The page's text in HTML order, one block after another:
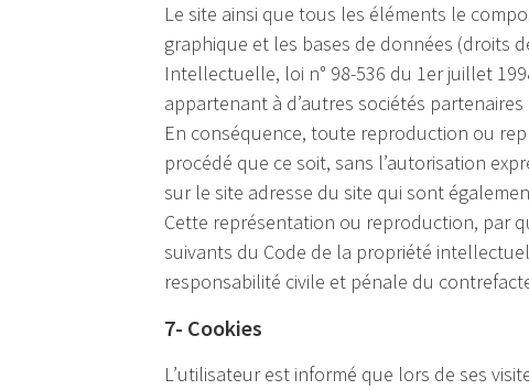
Le site ainsi que tous les éléments le
graphique et les bases de données (droits
Intellectuelle, loi n° 98-536 du 1er juillet
appartenant à d’autres sociétés
En conséquence, toute reproduction ou
procédé que ce soit, sans l’autorisation
sur le site adresse du site qui sont
Cette représentation ou reproduction, par
suivants du Code de la propriété
responsabilité civile et pénale du
7- Cookies
L’utilisateur est informé que lors de ses